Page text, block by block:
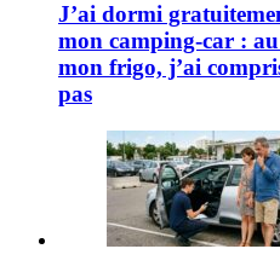
J’ai dormi
mon camping-car :
mon frigo, j’ai
pas